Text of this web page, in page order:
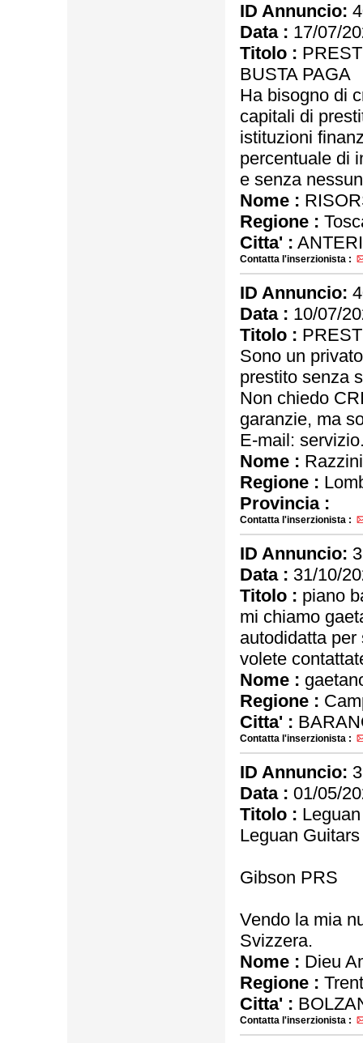
ID Annuncio:
Data : 17/07/
Titolo :
BUSTA PAGA
Ha bisogno di
capitali di
istituzioni
percentuale di
e senza
Nome :
Regione :
Citta' :
Contatta l'inserzionista :
ID Annuncio:
Data : 10/07/
Titolo :
Sono un
prestito senza
Non chiedo
garanzie, ma
E-mail:
Nome :
Regione :
Provincia :
Contatta l'inserzionista :
ID Annuncio:
Data : 31/10/
Titolo : piano
mi chiamo
autodidatta
volete
Nome :
Regione :
Citta' :
Contatta l'inserzionista :
ID Annuncio:
Data : 01/05/
Titolo :
Leguan
Gibson PRS
Vendo la mia
Svizzera.
Nome : Dieu
Regione :
Citta' :
Contatta l'inserzionista :